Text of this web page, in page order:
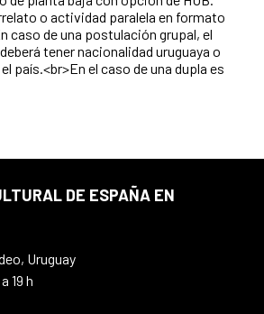
o actividad paralela en formato
caso de una postulación grupal, el
tener nacionalidad uruguaya o
país.<br>En el caso de una dupla es
DE ESPAÑA EN
Uruguay
19 h